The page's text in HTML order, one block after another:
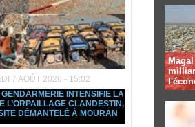
7 AOÛT 2026 - 15:02
INTENSIFIE LA
L’ORPAILLAGE CLANDESTIN,
DÉMANTELÉ À MOURAN